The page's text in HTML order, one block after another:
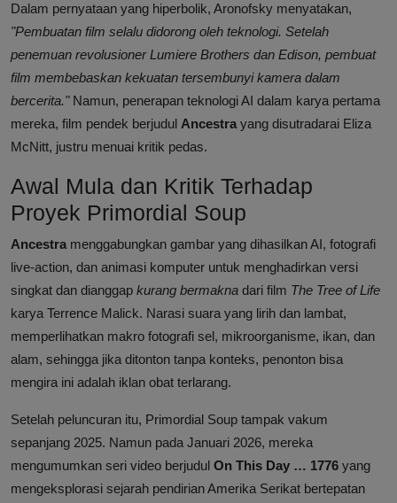
Dalam pernyataan yang hiperbolik, Aronofsky menyatakan,
"Pembuatan film selalu didorong oleh teknologi. Setelah
penemuan revolusioner Lumiere Brothers dan Edison, pembuat
film membebaskan kekuatan tersembunyi kamera dalam
bercerita."Namun, penerapan teknologi AI dalam karya pertama
mereka, film pendek berjudul Ancestra yang disutradarai Eliza
McNitt, justru menuai kritik pedas.
Awal Mula dan Kritik Terhadap
Proyek Primordial Soup
Ancestra menggabungkan gambar yang dihasilkan AI, fotografi
live-action, dan animasi komputer untuk menghadirkan versi
singkat dan dianggap kurang bermakna dari film The Tree of Life
karya Terrence Malick. Narasi suara yang lirih dan lambat,
memperlihatkan makro fotografi sel, mikroorganisme, ikan, dan
alam, sehingga jika ditonton tanpa konteks, penonton bisa
mengira ini adalah iklan obat terlarang.
Setelah peluncuran itu, Primordial Soup tampak vakum
sepanjang 2025. Namun pada Januari 2026, mereka
mengumumkan seri video berjudul On This Day … 1776 yang
mengeksplorasi sejarah pendirian Amerika Serikat bertepatan